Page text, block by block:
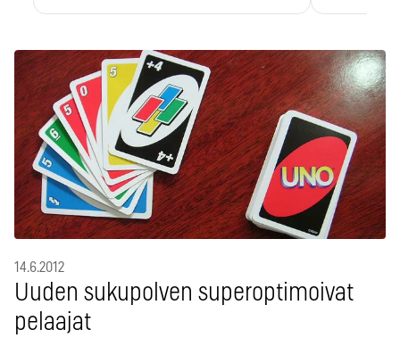
14.6.2012
Uuden sukupolven superoptimoivat
pelaajat